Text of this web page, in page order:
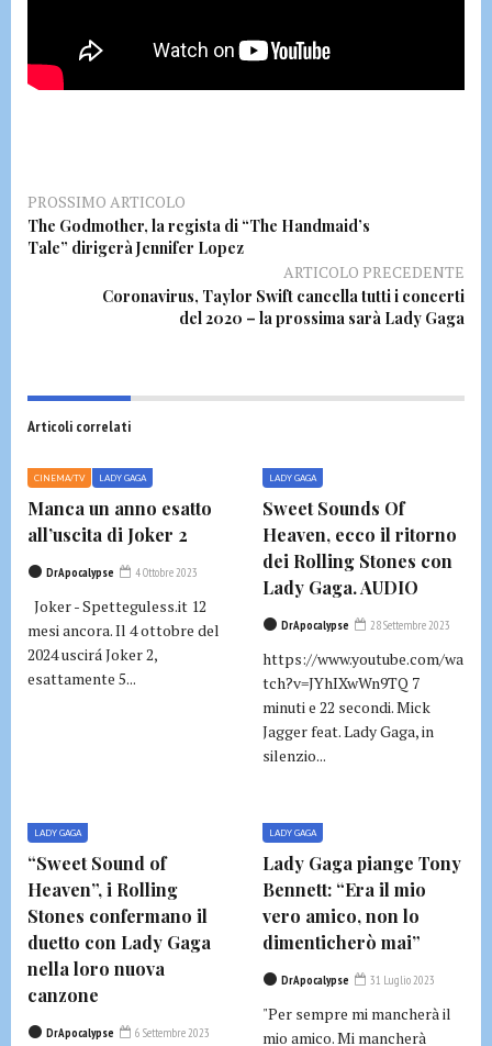
PROSSIMO ARTICOLO
The Godmother, la regista di “The Handmaid’s
Tale” dirigerà Jennifer Lopez
ARTICOLO PRECEDENTE
Coronavirus, Taylor Swift cancella tutti i concerti
del 2020 – la prossima sarà Lady Gaga
Articoli correlati
CINEMA/TV LADY GAGA
Manca un anno esatto
all’uscita di Joker 2
DrApocalypse 4 Ottobre 2023
Joker - Spetteguless.it 12
mesi ancora. Il 4 ottobre del
2024 uscirá Joker 2,
esattamente 5...
LADY GAGA
Sweet Sounds Of
Heaven, ecco il ritorno
dei Rolling Stones con
Lady Gaga. AUDIO
DrApocalypse 28 Settembre 2023
https://www.youtube.com/wa
tch?v=JYhIXwWn9TQ 7
minuti e 22 secondi. Mick
Jagger feat. Lady Gaga, in
silenzio...
LADY GAGA
“Sweet Sound of
Heaven”, i Rolling
Stones confermano il
duetto con Lady Gaga
nella loro nuova
canzone
DrApocalypse 6 Settembre 2023
LADY GAGA
Lady Gaga piange Tony
Bennett: “Era il mio
vero amico, non lo
dimenticherò mai”
DrApocalypse 31 Luglio 2023
"Per sempre mi mancherà il
mio amico. Mi mancherà